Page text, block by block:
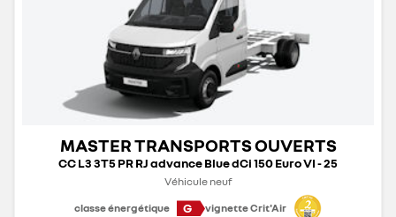
MASTER TRANSPORTS OUVERTS
CC L3 3T5 PR RJ advance Blue dCi 150 Euro VI - 25
Véhicule neuf
classe énergétique
G vignette Crit'Air